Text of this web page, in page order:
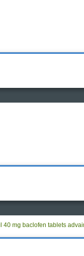
40 mg baclofen tablets